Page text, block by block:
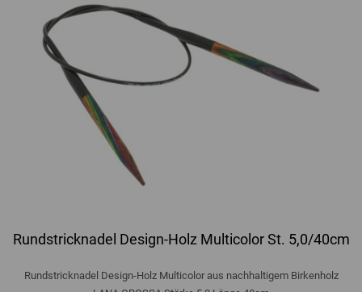
Rundstricknadel Design-Holz Multicolor St. 5,0/40cm
Rundstricknadel Design-Holz Multicolor aus nachhaltigem Birkenholz